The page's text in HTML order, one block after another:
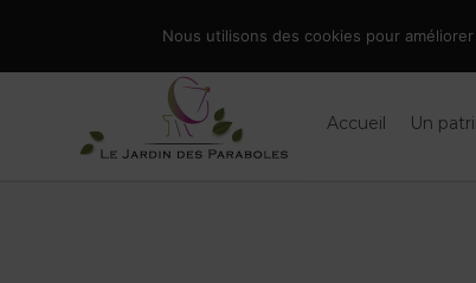
content
086 66 90 19 | info@jardindesparaboles.be
Rechercher
Accueil Un
Nous utilisons des cookies pour